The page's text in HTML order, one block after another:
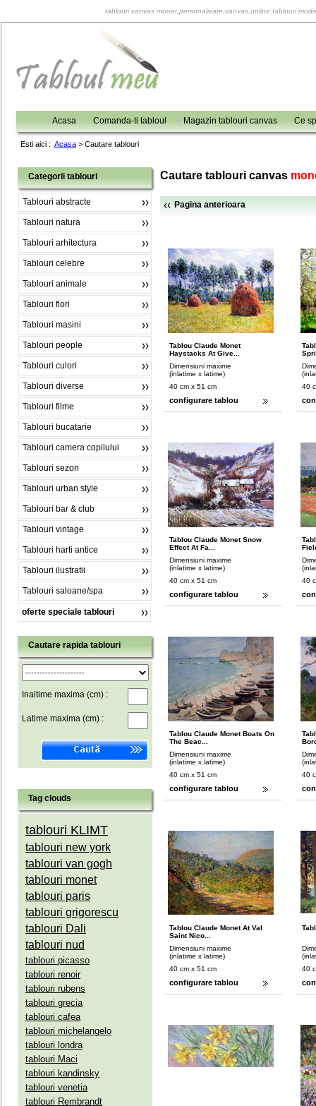
tablouri canvas monet,personalizate,canvas,online,tablouri
Acasa Comanda-ti tabloul Magazin tablouri canvas Ce
Esti aici : Acasa > Cautare tablouri
Categorii tablouri
Tablouri abstracte
Tablouri natura
Tablouri arhitectura
Tablouri celebre
Tablouri animale
Tablouri flori
Tablouri masini
Tablouri people
Tablouri culori
Tablouri diverse
Tablouri filme
Tablouri bucatarie
Tablouri camera copilului
Tablouri sezon
Tablouri urban style
Tablouri bar & club
Tablouri vintage
Tablouri harti antice
Tablouri ilustratii
Tablouri saloane/spa
oferte speciale tablouri
Cautare rapida tablouri
Inaltime maxima (cm) :
Latime maxima (cm) :
Tag clouds
tablouri KLIMT
tablouri new york
tablouri van gogh
tablouri monet
tablouri paris
tablouri grigorescu
tablouri Dali
tablouri nud
tablouri picasso
tablouri renoir
tablouri rubens
tablouri grecia
tablouri cafea
tablouri michelangelo
tablouri londra
tablouri Maci
tablouri kandinsky
tablouri venetia
tablouri Rembrandt
Cautare tablouri canvas
Pagina anterioara
Tablou Claude Monet
Haystacks At Give...
Dimensiuni maxime
(inlatime x latime)
40 cm x 51 cm
configurare tablou
40
Tablou Claude Monet Snow
Effect At Fa...
Dimensiuni maxime
(inlatime x latime)
40 cm x 51 cm
configurare tablou
40
Tablou Claude Monet Boats On
The Beac...
Dimensiuni maxime
(inlatime x latime)
40 cm x 51 cm
configurare tablou
40
Tablou Claude Monet At Val
Saint Nico...
Dimensiuni maxime
(inlatime x latime)
40 cm x 51 cm
configurare tablou
40